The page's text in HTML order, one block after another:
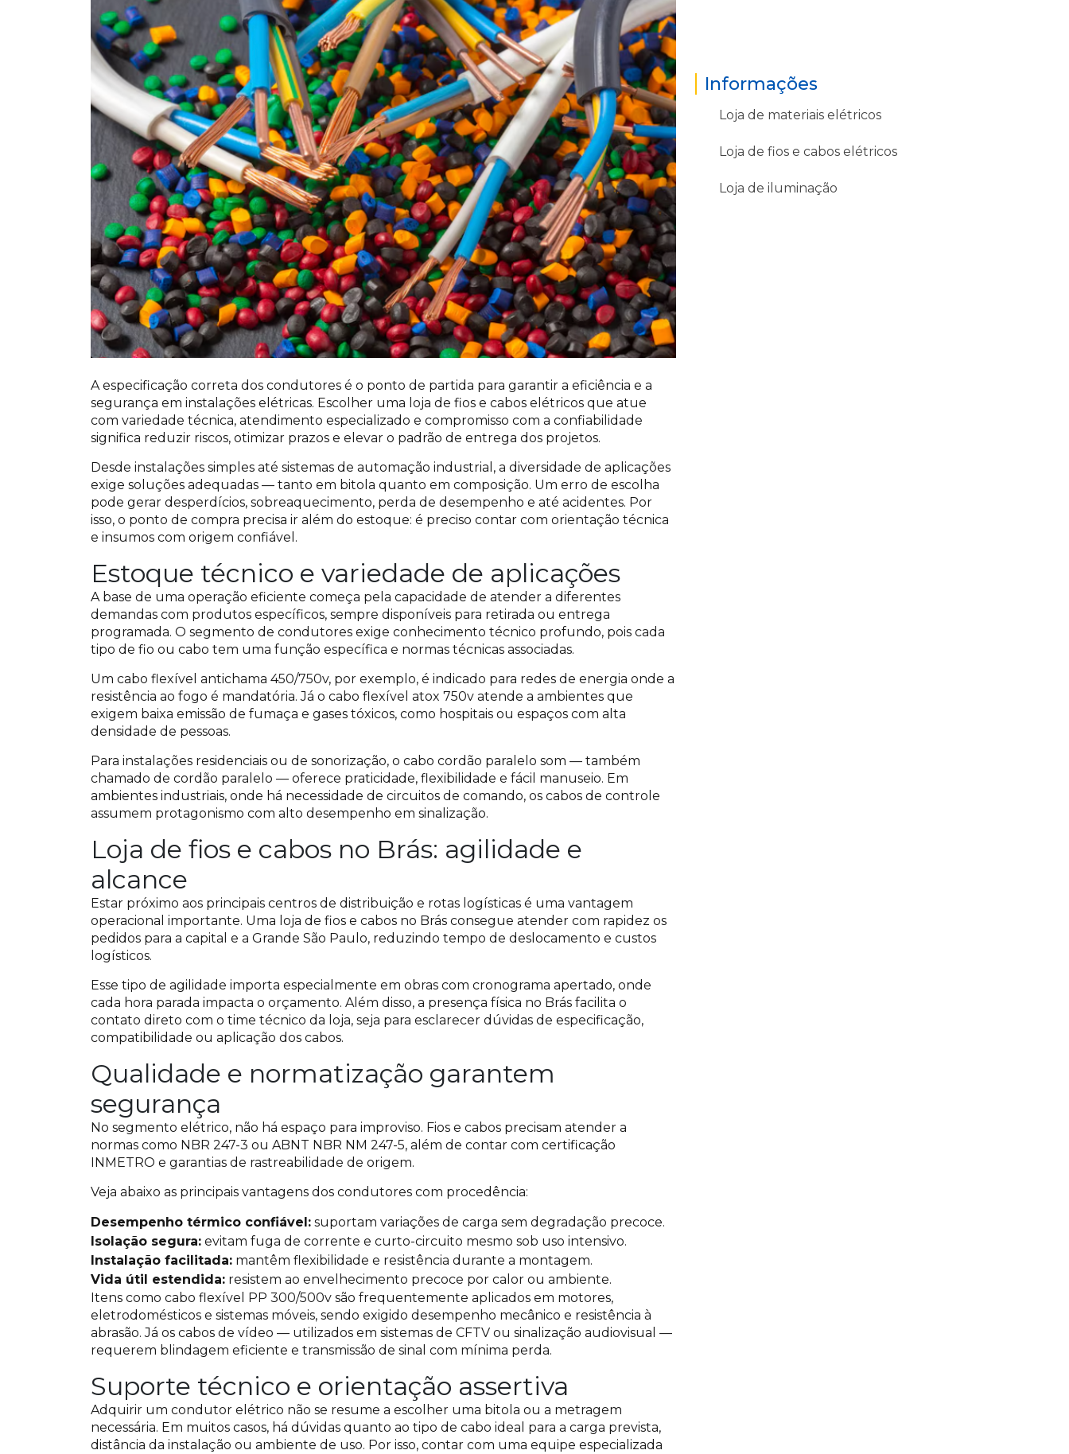
A especificação correta dos condutores é o ponto de partida para garantir a eficiência e a
segurança em instalações elétricas. Escolher uma loja de fios e cabos elétricos que atue
com variedade técnica, atendimento especializado e compromisso com a confiabilidade
significa reduzir riscos, otimizar prazos e elevar o padrão de entrega dos projetos.
Desde instalações simples até sistemas de automação industrial, a diversidade de aplicações
exige soluções adequadas — tanto em bitola quanto em composição. Um erro de escolha
pode gerar desperdícios, sobreaquecimento, perda de desempenho e até acidentes. Por
isso, o ponto de compra precisa ir além do estoque: é preciso contar com orientação técnica
e insumos com origem confiável.
Estoque técnico e variedade de aplicações
A base de uma operação eficiente começa pela capacidade de atender a diferentes
demandas com produtos específicos, sempre disponíveis para retirada ou entrega
programada. O segmento de condutores exige conhecimento técnico profundo, pois cada
tipo de fio ou cabo tem uma função específica e normas técnicas associadas.
Um cabo flexível antichama 450/750v, por exemplo, é indicado para redes de energia onde a
resistência ao fogo é mandatória. Já o cabo flexível atox 750v atende a ambientes que
exigem baixa emissão de fumaça e gases tóxicos, como hospitais ou espaços com alta
densidade de pessoas.
Para instalações residenciais ou de sonorização, o cabo cordão paralelo som — também
chamado de cordão paralelo — oferece praticidade, flexibilidade e fácil manuseio. Em
ambientes industriais, onde há necessidade de circuitos de comando, os cabos de controle
assumem protagonismo com alto desempenho em sinalização.
Loja de fios e cabos no Brás: agilidade e
alcance
Estar próximo aos principais centros de distribuição e rotas logísticas é uma vantagem
operacional importante. Uma loja de fios e cabos no Brás consegue atender com rapidez os
pedidos para a capital e a Grande São Paulo, reduzindo tempo de deslocamento e custos
logísticos.
Esse tipo de agilidade importa especialmente em obras com cronograma apertado, onde
cada hora parada impacta o orçamento. Além disso, a presença física no Brás facilita o
contato direto com o time técnico da loja, seja para esclarecer dúvidas de especificação,
compatibilidade ou aplicação dos cabos.
Qualidade e normatização garantem
segurança
No segmento elétrico, não há espaço para improviso. Fios e cabos precisam atender a
normas como NBR 247-3 ou ABNT NBR NM 247-5, além de contar com certificação
INMETRO e garantias de rastreabilidade de origem.
Veja abaixo as principais vantagens dos condutores com procedência:
Desempenho térmico confiável: suportam variações de carga sem degradação precoce.
Isolação segura: evitam fuga de corrente e curto-circuito mesmo sob uso intensivo.
Instalação facilitada: mantêm flexibilidade e resistência durante a montagem.
Vida útil estendida: resistem ao envelhecimento precoce por calor ou ambiente.
Itens como cabo flexível PP 300/500v são frequentemente aplicados em motores,
eletrodomésticos e sistemas móveis, sendo exigido desempenho mecânico e resistência à
abrasão. Já os cabos de vídeo — utilizados em sistemas de CFTV ou sinalização audiovisual —
requerem blindagem eficiente e transmissão de sinal com mínima perda.
Suporte técnico e orientação assertiva
Adquirir um condutor elétrico não se resume a escolher uma bitola ou a metragem
necessária. Em muitos casos, há dúvidas quanto ao tipo de cabo ideal para a carga prevista,
distância da instalação ou ambiente de uso. Por isso, contar com uma equipe especializada
Informações
Loja de materiais elétricos
Loja de fios e cabos elétricos
Loja de iluminação